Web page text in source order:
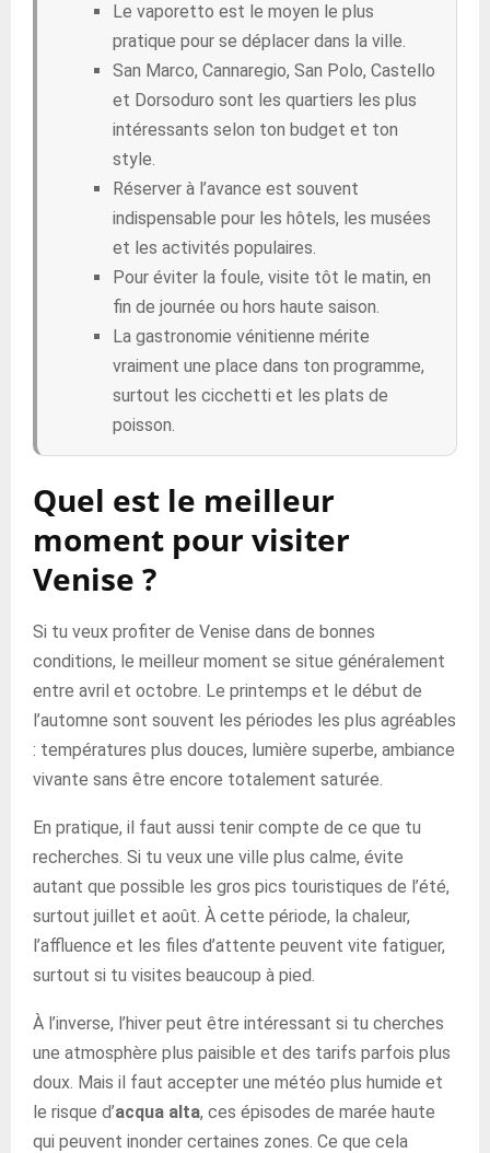
Le vaporetto est le moyen le plus
pratique pour se déplacer dans la ville.
San Marco, Cannaregio, San Polo, Castello
et Dorsoduro sont les quartiers les plus
intéressants selon ton budget et ton
style.
Réserver à l’avance est souvent
indispensable pour les hôtels, les musées
et les activités populaires.
Pour éviter la foule, visite tôt le matin, en
fin de journée ou hors haute saison.
La gastronomie vénitienne mérite
vraiment une place dans ton programme,
surtout les cicchetti et les plats de
poisson.
Quel est le meilleur
moment pour visiter
Venise ?
Si tu veux profiter de Venise dans de bonnes
conditions, le meilleur moment se situe généralement
entre avril et octobre. Le printemps et le début de
l’automne sont souvent les périodes les plus agréables
: températures plus douces, lumière superbe, ambiance
vivante sans être encore totalement saturée.
En pratique, il faut aussi tenir compte de ce que tu
recherches. Si tu veux une ville plus calme, évite
autant que possible les gros pics touristiques de l’été,
surtout juillet et août. À cette période, la chaleur,
l’affluence et les files d’attente peuvent vite fatiguer,
surtout si tu visites beaucoup à pied.
À l’inverse, l’hiver peut être intéressant si tu cherches
une atmosphère plus paisible et des tarifs parfois plus
doux. Mais il faut accepter une météo plus humide et
le risque d’acqua alta, ces épisodes de marée haute
qui peuvent inonder certaines zones. Ce que cela